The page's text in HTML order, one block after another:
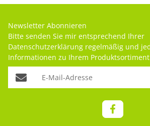
Newsletter Abonnieren
Bitte senden Sie mir entsprechend Ihrer
Datenschutzerklärung regelmäßig und
Informationen zu Ihrem